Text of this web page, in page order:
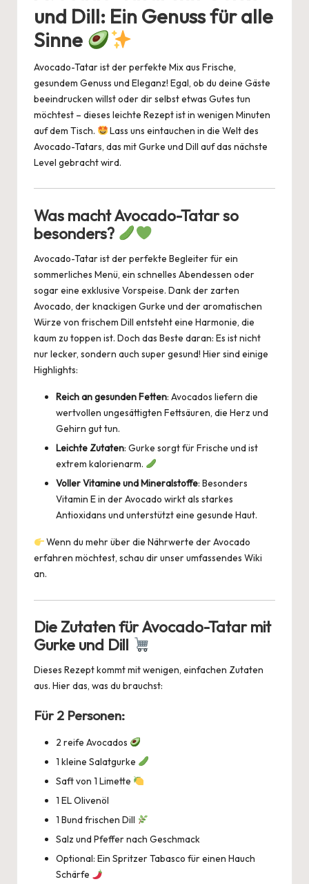
t
b
o
o
k
A
p
p
n
d
y
Li
n
k
und Dill: Ein Genuss für alle
Sinne
Avocado-Tatar ist der perfekte Mix aus Frische,
gesundem Genuss und Eleganz! Egal, ob du deine Gäste
beeindrucken willst oder dir selbst etwas Gutes tun
möchtest – dieses leichte Rezept ist in wenigen Minuten
auf dem Tisch.
Lass uns eintauchen in die Welt des
Avocado-Tatars, das mit Gurke und Dill auf das nächste
Level gebracht wird.
Was macht Avocado-Tatar so
besonders?
Avocado-Tatar ist der perfekte Begleiter für ein
sommerliches Menü, ein schnelles Abendessen oder
sogar eine exklusive Vorspeise. Dank der zarten
Avocado, der knackigen Gurke und der aromatischen
Würze von frischem Dill entsteht eine Harmonie, die
kaum zu toppen ist. Doch das Beste daran: Es ist nicht
nur lecker, sondern auch super gesund! Hier sind einige
Highlights:
Reich an gesunden Fetten: Avocados liefern die
wertvollen ungesättigten Fettsäuren, die Herz und
Gehirn gut tun.
Leichte Zutaten: Gurke sorgt für Frische und ist
extrem kalorienarm.
Voller Vitamine und Mineralstoffe: Besonders
Vitamin E in der Avocado wirkt als starkes
Antioxidans und unterstützt eine gesunde Haut.
Wenn du mehr über die Nährwerte der Avocado
erfahren möchtest, schau dir unser umfassendes Wiki
an.
Die Zutaten für Avocado-Tatar mit
Gurke und Dill
Dieses Rezept kommt mit wenigen, einfachen Zutaten
aus. Hier das, was du brauchst:
Für 2 Personen:
2 reife Avocados
1 kleine Salatgurke
Saft von 1 Limette
1 EL Olivenöl
1 Bund frischen Dill
Salz und Pfeffer nach Geschmack
Optional: Ein Spritzer Tabasco für einen Hauch
Schärfe